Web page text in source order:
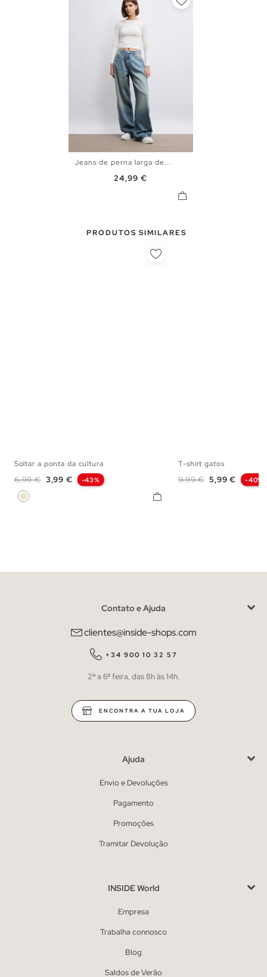
38
Jeans de perna larga de...
Preço
24,99 €
PRODUTOS SIMILARES
Soltar a ponta da cultura
Preço normal
6,99 € Preço
3,99 € -43%
Areia
T-shirt gatos
Preço normal
9,99 € Preço
5,99 € -40%
Contato e Ajuda
clientes@inside-shops.com
+34 900 10 32 57
2ª a 6ª feira, das 8h às 14h.
ENCONTRA A TUA LOJA
Ajuda
Envio e Devoluções
Pagamento
Promoções
Tramitar Devolução
INSIDE World
Empresa
Trabalha connosco
Blog
Saldos de Verão